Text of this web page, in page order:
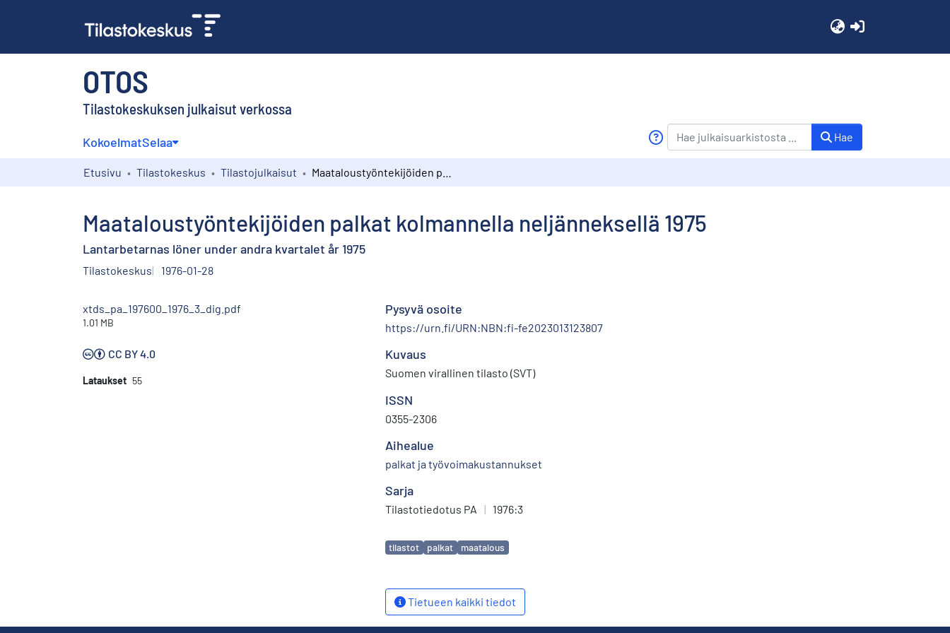
OTOS
Tilastokeskuksen julkaisut verkossa
KokoelmatSelaa Hae
Etusivu Tilastokeskus Tilastojulkaisut
Maataloustyöntekijöiden palkat kolmannella neljänneksellä 1975
Lantarbetarnas löner under andra kvartalet år 1975
Tilastokeskus 1976-01-28
xtds_pa_197600_1976_3_dig.pdf
1.01 MB
CC BY 4.0
Lataukset 55
Pysyvä osoite
https://urn.fi/URN:NBN:fi-fe2023013123807
Kuvaus
Suomen virallinen tilasto (SVT)
ISSN
0355-2306
Aihealue
palkat ja työvoimakustannukset
Sarja
Tilastotiedotus PA | 1976:3
Avainsanat
tilastot palkat maatalous
Tietueen kaikki tiedot